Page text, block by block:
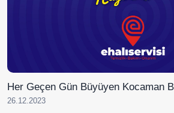
Her Geçen Gün Büyüyen Kocaman
26.12.2023